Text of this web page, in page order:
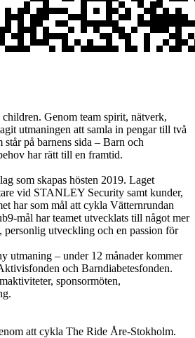
Genom team spirit, nätverk,
utmaningen att samla in pengar till två
på barnens sida – Barn och
har rätt till en framtid.
som skapas hösten 2019. Laget
vid STANLEY Security samt kunder,
har som mål att cykla Vätternrundan
mål har teamet utvecklats till något mer
personlig utveckling och en passion för
utmaning – under 12 månader kommer
och Barndiabetesfonden.
sponsormöten,
att cykla The Ride Åre-Stokholm.